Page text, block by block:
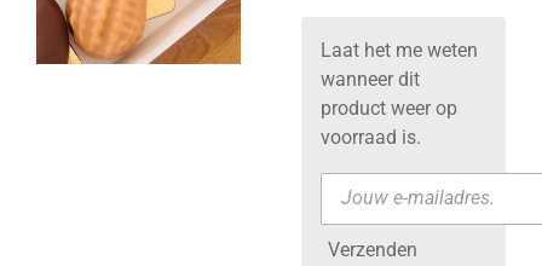
Laat het me weten
wanneer dit
product weer op
voorraad is.
Verzenden